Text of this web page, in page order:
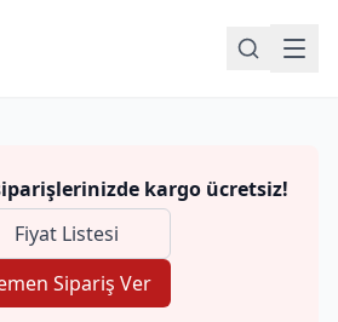
kargo ücretsiz!
Fiyat Listesi
Sipariş Ver